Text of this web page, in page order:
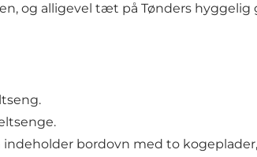
og alligevel tæt på Tønders
bordovn med to